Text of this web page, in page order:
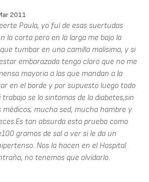
2011
Paula, yo fuí de esas suertudas
la corta pero en la larga me bajo la
tumbar en una camilla malisima, y si
embarazada tengo claro que no me
mayoria a las que mandan a la
en el borde y por supuesto luego todo
se lo sintomas de la diabetes,sin
mucha sed, mucha hambre y
tan absurda esta prueba como
gramos de sal a ver si le da un
Nos la hacen en el Hospital
no tenemos que olvidarlo.